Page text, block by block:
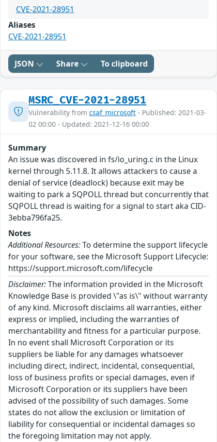
CVE-2021-28951
Aliases
CVE-2021-28951
JSON Share To clipboard
MSRC_CVE-2021-28951
Vulnerability from csaf_microsoft - Published: 2021-03-
02 00:00 - Updated: 2021-12-16 00:00
Summary
An issue was discovered in fs/io_uring.c in the Linux
kernel through 5.11.8. It allows attackers to cause a
denial of service (deadlock) because exit may be
waiting to park a SQPOLL thread but concurrently that
SQPOLL thread is waiting for a signal to start aka CID-
3ebba796fa25.
Notes
Additional Resources:To determine the support lifecycle
for your software, see the Microsoft Support Lifecycle:
https://support.microsoft.com/lifecycle
Disclaimer:The information provided in the Microsoft
Knowledge Base is provided \"as is\" without warranty
of any kind. Microsoft disclaims all warranties, either
express or implied, including the warranties of
merchantability and fitness for a particular purpose.
In no event shall Microsoft Corporation or its
suppliers be liable for any damages whatsoever
including direct, indirect, incidental, consequential,
loss of business profits or special damages, even if
Microsoft Corporation or its suppliers have been
advised of the possibility of such damages. Some
states do not allow the exclusion or limitation of
liability for consequential or incidental damages so
the foregoing limitation may not apply.